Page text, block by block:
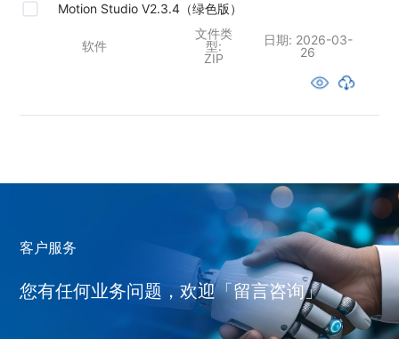
Motion Studio V2.3.4（绿色版）
软件
文件类
型:
ZIP
日期: 2026-03-
26
客户服务
您有任何业务问题，欢迎「留言咨询」